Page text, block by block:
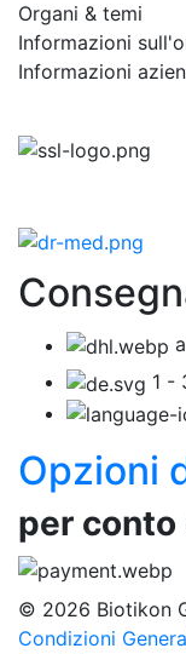
Organi & temi
Informazioni
Informazioni
1 -
Opzioni
per conto
© 2026 Biotikon
Condizioni